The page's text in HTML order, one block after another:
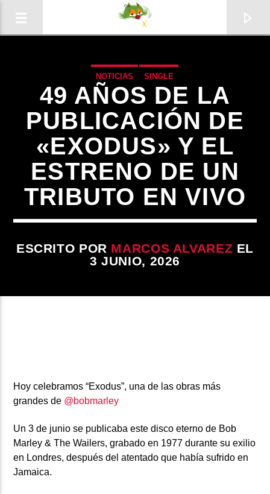
0:00
NOTICIAS SINGLE
49 AÑOS DE LA
PUBLICACIÓN DE
«EXODUS» Y EL
ESTRENO DE UN
TRIBUTO EN VIVO
ESCRITO POR MARCOS ALVAREZ EL
3 JUNIO, 2026
Hoy celebramos“Exodus”, una de las obras más
grandes de @bobmarley
Un 3 de junio se publicaba este disco eterno de Bob
Marley & The Wailers,grabado en 1977 durante su exilio
en Londres, después del atentado que había sufrido en
Jamaica.